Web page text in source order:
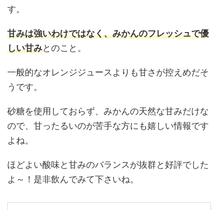
す。
甘みは強いわけではなく、みかんのフレッシュで優
しい甘みとのこと。
一般的なオレンジジュースよりも甘さが控えめだそ
うです。
砂糖を使用しておらず、みかんの天然な甘みだけな
ので、甘ったるいのが苦手な方にも嬉しい情報です
よね。
ほどよい酸味と甘みのバランスが抜群と好評でした
よ～！是非飲んでみて下さいね。